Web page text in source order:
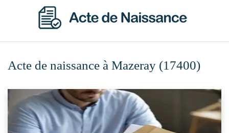
Acte de naissance à Mazeray (17400)